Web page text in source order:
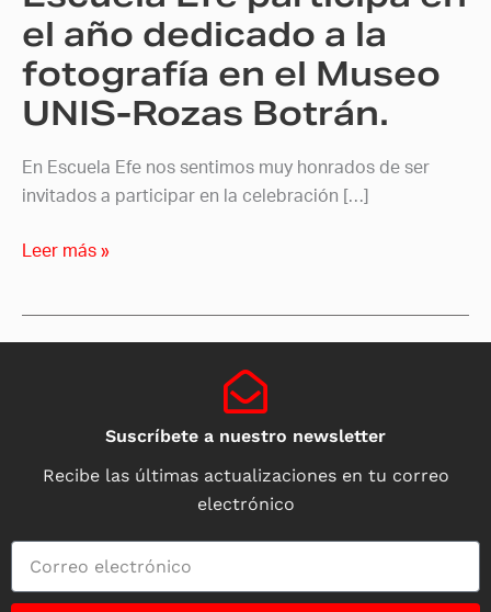
el año dedicado a la
fotografía en el Museo
UNIS-Rozas Botrán.
En Escuela Efe nos sentimos muy honrados de ser
invitados a participar en la celebración […]
en
el
Museo
UNIS-
Rozas
Botrán.
Leer más »
Suscríbete a nuestro newsletter
Recibe las últimas actualizaciones en tu correo
electrónico